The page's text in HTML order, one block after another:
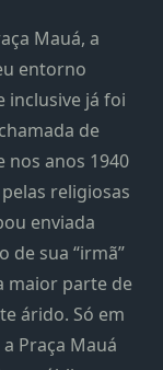
Mauá, a
entorno
inclusive já foi
de
nos anos 1940
religiosas
enviada
de sua “irmã”
maior parte de
árido. Só em
Praça Mauá